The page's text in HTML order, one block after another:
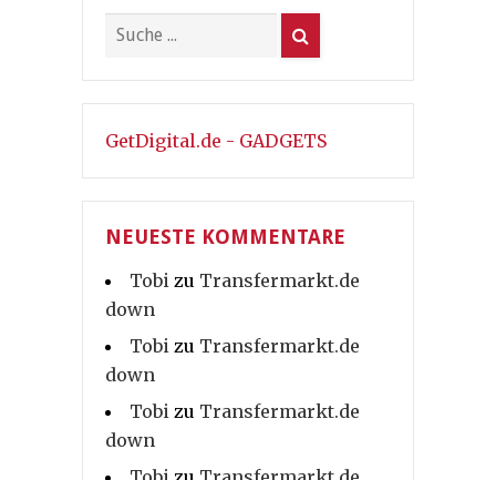
GetDigital.de - GADGETS
NEUESTE KOMMENTARE
Tobi zu Transfermarkt.de
down
Tobi zu Transfermarkt.de
down
Tobi zu Transfermarkt.de
down